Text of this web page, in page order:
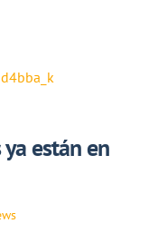
ya están en